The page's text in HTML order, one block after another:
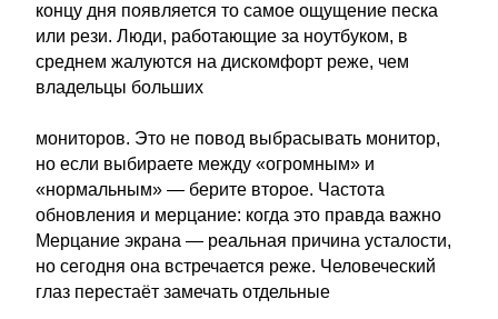
концу дня появляется то самое ощущение песка
или рези. Люди, работающие за ноутбуком, в
среднем жалуются на дискомфорт реже, чем
владельцы больших
мониторов. Это не повод выбрасывать монитор,
но если выбираете между «огромным» и
«нормальным» — берите второе. Частота
обновления и мерцание: когда это правда важно
Мерцание экрана — реальная причина усталости,
но сегодня она встречается реже. Человеческий
глаз перестаёт замечать отдельные